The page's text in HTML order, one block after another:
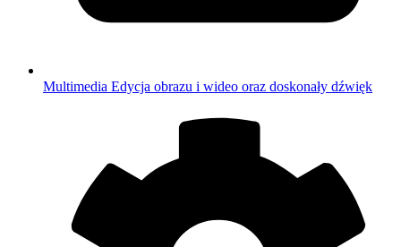
Multimedia Edycja obrazu i wideo oraz doskonały dźwięk